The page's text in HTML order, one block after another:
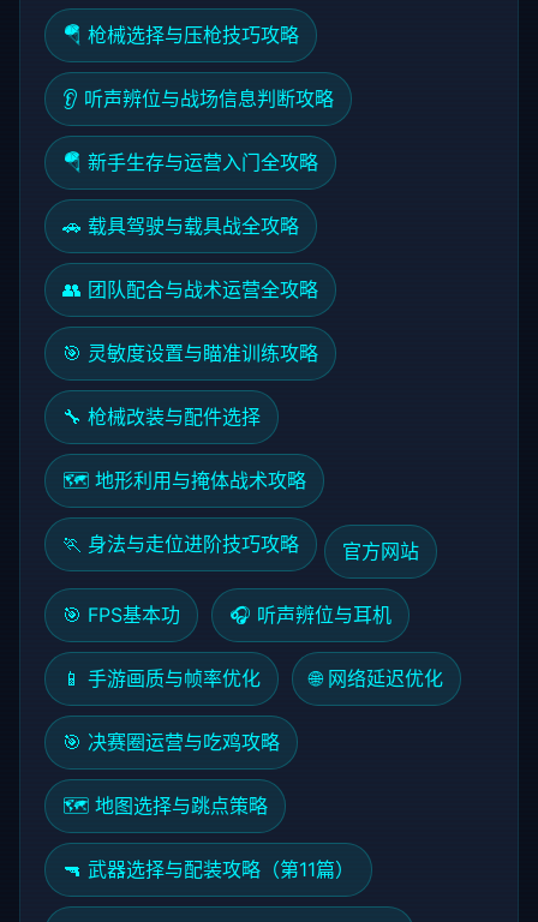
🪂 枪械选择与压枪技巧攻略
👂 听声辨位与战场信息判断攻略
🪂 新手生存与运营入门全攻略
🚗 载具驾驶与载具战全攻略
👥 团队配合与战术运营全攻略
🎯 灵敏度设置与瞄准训练攻略
🔧 枪械改装与配件选择
🗺️ 地形利用与掩体战术攻略
🏃 身法与走位进阶技巧攻略 官方网站
🎯 FPS基本功 🎧 听声辨位与耳机
📱 手游画质与帧率优化 🌐 网络延迟优化
🎯 决赛圈运营与吃鸡攻略
🗺️ 地图选择与跳点策略
🔫 武器选择与配装攻略（第11篇）